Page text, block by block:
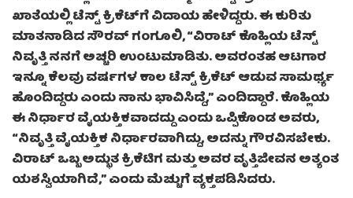
ಖಾತೆಯಲ್ಲಿ ಟೆಸ್ಟ್ ಕ್ರಿಕೆಟ್‌ಗೆ ವಿದಾಯ ಹೇಳಿದ್ದರು. ಈ ಕುರಿತು
ಮಾತನಾಡಿದ ಸೌರವ್ ಗಂಗೂಲಿ, “ವಿರಾಟ್ ಕೊಹ್ಲಿಯ ಟೆಸ್ಟ್
ನಿವೃತ್ತಿ ನನಗೆ ಅಚ್ಚರಿ ಉಂಟುಮಾಡಿತು. ಅವರಂತಹ ಆಟಗಾರ
ಇನ್ನೂ ಕೆಲವು ವರ್ಷಗಳ ಕಾಲ ಟೆಸ್ಟ್ ಕ್ರಿಕೆಟ್ ಆಡುವ ಸಾಮರ್ಥ್ಯ
ಹೊಂದಿದ್ದರು ಎಂದು ನಾನು ಭಾವಿಸಿದ್ದೆ,” ಎಂದಿದ್ದಾರೆ. ಕೊಹ್ಲಿಯ
ಈ ನಿರ್ಧಾರ ವೈಯಕ್ತಿಕವಾದದ್ದು ಎಂದು ಒಪ್ಪಿಕೊಂಡ ಅವರು,
“ನಿವೃತ್ತಿ ವೈಯಕ್ತಿಕ ನಿರ್ಧಾರವಾಗಿದ್ದು, ಅದನ್ನು ಗೌರವಿಸಬೇಕು.
ವಿರಾಟ್ ಒಬ್ಬ ಅದ್ಭುತ ಕ್ರಿಕೆಟಿಗ ಮತ್ತು ಅವರ ವೃತ್ತಿಜೀವನ ಅತ್ಯಂತ
ಯಶಸ್ವಿಯಾಗಿದೆ,” ಎಂದು ಮೆಚ್ಚುಗೆ ವ್ಯಕ್ತಪಡಿಸಿದರು.